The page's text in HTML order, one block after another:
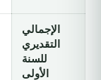
الإجمالي
التقديري
للسنة
الأولى